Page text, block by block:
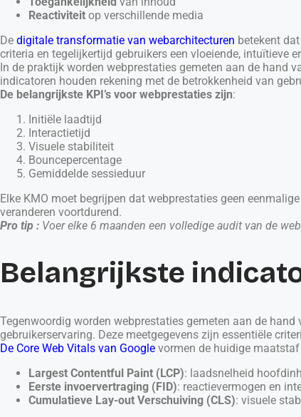
Reactiviteit op verschillende media
De digitale transformatie van webarchitecturen betekent
criteria en tegelijkertijd gebruikers een vloeiende, intuïtieve
In de praktijk worden webprestaties gemeten aan de hand
indicatoren houden rekening met de betrokkenheid van
De belangrijkste KPI’s voor webprestaties zijn:
Initiële laadtijd
Interactietijd
Visuele stabiliteit
Bouncepercentage
Gemiddelde sessieduur
Elke KMO moet begrijpen dat webprestaties geen
veranderen voortdurend.
Pro tip : Voer elke 6 maanden een volledige audit van de
Belangrijkste
Tegenwoordig worden webprestaties gemeten aan de
gebruikerservaring. Deze meetgegevens zijn essentiële
De Core Web Vitals van Google vormen de huidige
Largest Contentful Paint (LCP): laadsnelheid
Eerste invoervertraging (FID): reactievermogen en
Cumulatieve Lay-out Verschuiving (CLS): visuele